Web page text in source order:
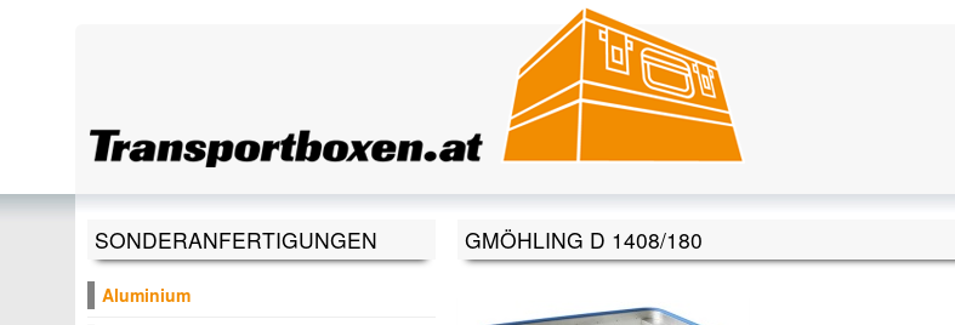
GMÖHLING D 1408/180
SONDERANFERTIGUNGEN
Aluminium